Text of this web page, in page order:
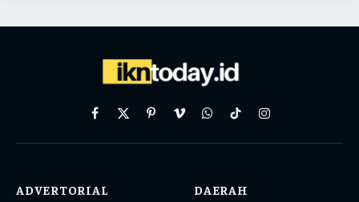
Facebook
X
PinterestVimeoWhatsAppTikTokInstagram
ADVERTORIAL DAERAH